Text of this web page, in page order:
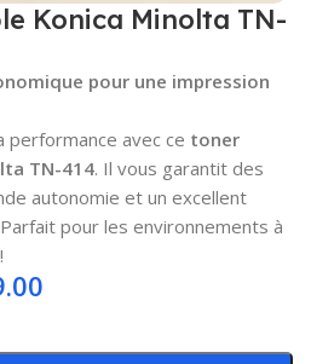
Konica Minolta TN-
pour une impression
performance avec ce toner
TN-414. Il vous garantit des
autonomie et un excellent
pour les environnements à